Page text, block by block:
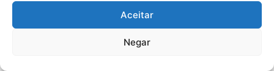
Aceitar
Negar
Acidente: A caminho do trabalho
professora se envolve em